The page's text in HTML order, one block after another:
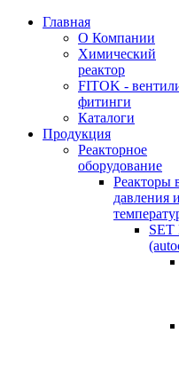
Главная
О Компании
Химический
реактор
FITOK -
фитинги
Каталоги
Продукция
Реакторное
оборудование
Реакторы
давления и
SET